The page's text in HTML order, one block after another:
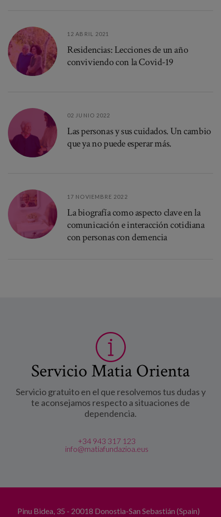
12 ABRIL 2021
Residencias: Lecciones de un año
conviviendo con la Covid-19
02 JUNIO 2022
Las personas y sus cuidados. Un cambio
que ya no puede esperar más.
17 NOVIEMBRE 2022
La biografía como aspecto clave en la
comunicación e interacción cotidiana
con personas con demencia
Servicio Matia Orienta
Servicio gratuito en el que resolvemos tus dudas y
te aconsejamos respecto a situaciones de
dependencia.
+34 943 317 123
info@matiafundazioa.eus
Pinu Bidea, 35 - 20018 Donostia-San Sebastián (Spain)